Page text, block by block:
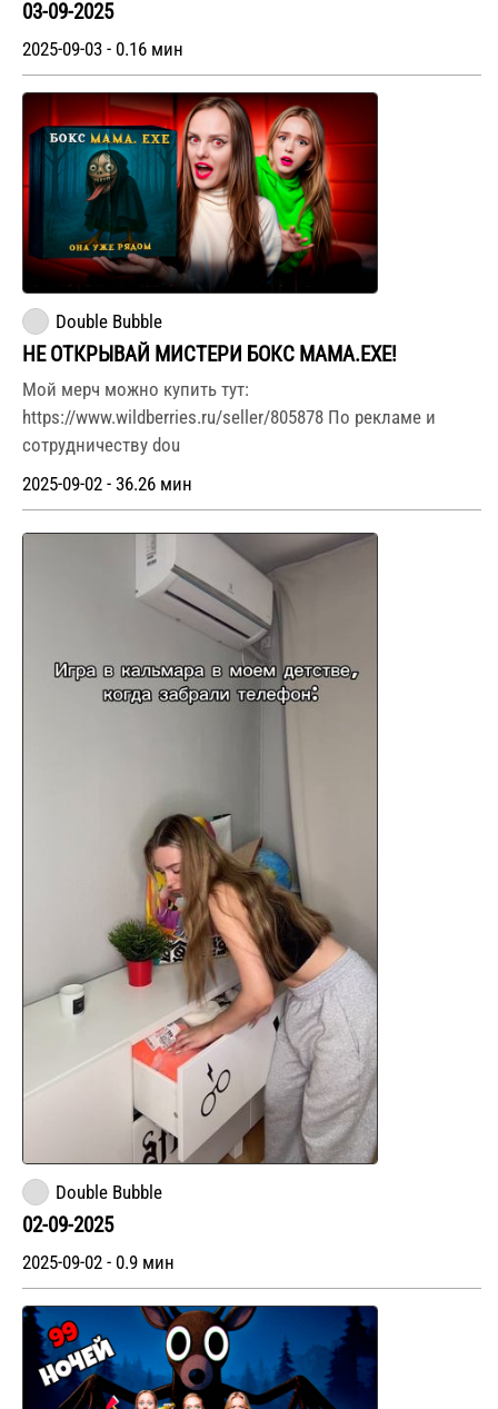
03-09-2025
2025-09-03 - 0.16 мин
Double Bubble
НЕ ОТКРЫВАЙ МИСТЕРИ БОКС МАМА.ЕХЕ!
Мой мерч можно купить тут:
https://www.wildberries.ru/seller/805878 По рекламе и
сотрудничеству dou
2025-09-02 - 36.26 мин
Double Bubble
02-09-2025
2025-09-02 - 0.9 мин